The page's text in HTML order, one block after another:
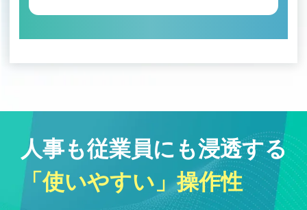
人事も従業員にも浸透する
「使いやすい」操作性